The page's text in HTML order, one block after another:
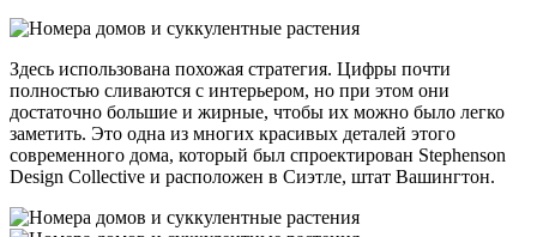
Здесь использована похожая стратегия. Цифры почти
полностью сливаются с интерьером, но при этом они
достаточно большие и жирные, чтобы их можно было легко
заметить. Это одна из многих красивых деталей этого
современного дома, который был спроектирован Stephenson
Design Collective и расположен в Сиэтле, штат Вашингтон.